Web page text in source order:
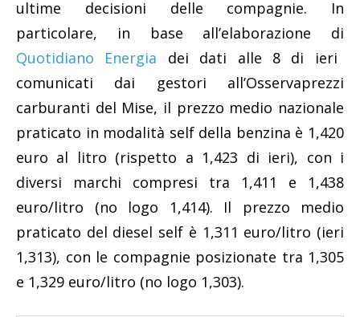
ultime decisioni delle compagnie. In
particolare, in base all’elaborazione di
Quotidiano Energia dei dati alle 8 di ieri
comunicati dai gestori all’Osservaprezzi
carburanti del Mise, il prezzo medio nazionale
praticato in modalità self della benzina è 1,420
euro al litro (rispetto a 1,423 di ieri), con i
diversi marchi compresi tra 1,411 e 1,438
euro/litro (no logo 1,414). Il prezzo medio
praticato del diesel self è 1,311 euro/litro (ieri
1,313), con le compagnie posizionate tra 1,305
e 1,329 euro/litro (no logo 1,303).